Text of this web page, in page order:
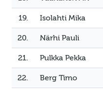
19. Isolahti Mika
20. Närhi Pauli
21. Pulkka Pekka
22. Berg Timo